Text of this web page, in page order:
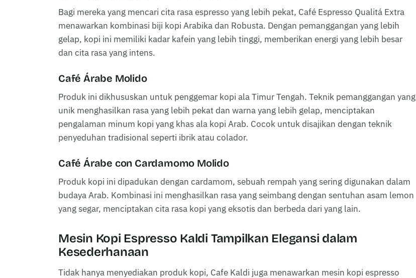
Bagi mereka yang mencari cita rasa espresso yang lebih pekat, Café Espresso Qualitá Extra
menawarkan kombinasi biji kopi Arabika dan Robusta. Dengan pemanggangan yang lebih
gelap, kopi ini memiliki kadar kafein yang lebih tinggi, memberikan energi yang lebih besar
dan cita rasa yang intens.
Café Árabe Molido
Produk ini dikhususkan untuk penggemar kopi ala Timur Tengah. Teknik pemanggangan yang
unik menghasilkan rasa yang lebih pekat dan warna yang lebih gelap, menciptakan
pengalaman minum kopi yang khas ala kopi Arab. Cocok untuk disajikan dengan teknik
penyeduhan tradisional seperti ibrik atau colador.
Café Árabe con Cardamomo Molido
Produk kopi ini dipadukan dengan cardamom, sebuah rempah yang sering digunakan dalam
budaya Arab. Kombinasi ini menghasilkan rasa yang seimbang dengan sentuhan asam lemon
yang segar, menciptakan cita rasa kopi yang eksotis dan berbeda dari yang lain.
Mesin Kopi Espresso Kaldi Tampilkan Elegansi dalam
Kesederhanaan
Tidak hanya menyediakan produk kopi, Cafe Kaldi juga menawarkan mesin kopi espresso